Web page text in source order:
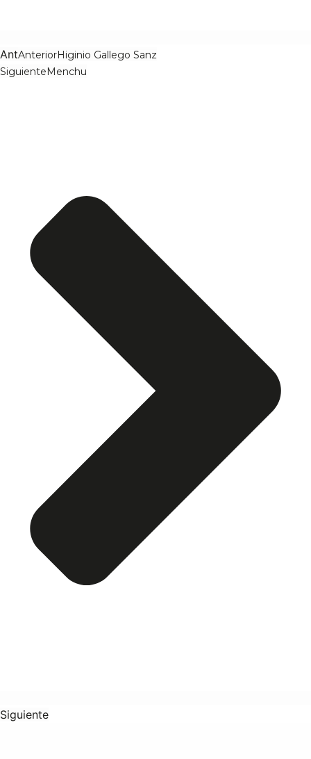
AntAnteriorHiginio Gallego Sanz
SiguienteMenchu
Siguiente